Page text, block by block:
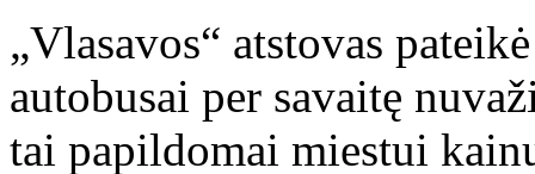
„Vlasavos“ atstovas
autobusai per savaitę
tai papildomai miestui